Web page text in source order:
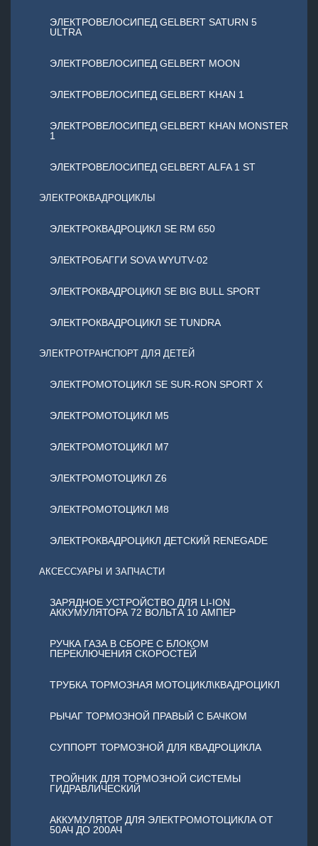
ЭЛЕКТРОВЕЛОСИПЕД GELBERT SATURN 5
ULTRA
ЭЛЕКТРОВЕЛОСИПЕД GELBERT MOON
ЭЛЕКТРОВЕЛОСИПЕД GELBERT KHAN 1
ЭЛЕКТРОВЕЛОСИПЕД GELBERT KHAN MONSTER
1
ЭЛЕКТРОВЕЛОСИПЕД GELBERT ALFA 1 ST
ЭЛЕКТРОКВАДРОЦИКЛЫ
ЭЛЕКТРОКВАДРОЦИКЛ SE RM 650
ЭЛЕКТРОБАГГИ SOVA WYUTV-02
ЭЛЕКТРОКВАДРОЦИКЛ SE BIG BULL SPORT
ЭЛЕКТРОКВАДРОЦИКЛ SE TUNDRA
ЭЛЕКТРОТРАНСПОРТ ДЛЯ ДЕТЕЙ
ЭЛЕКТРОМОТОЦИКЛ SE SUR-RON SPORT X
ЭЛЕКТРОМОТОЦИКЛ М5
ЭЛЕКТРОМОТОЦИКЛ М7
ЭЛЕКТРОМОТОЦИКЛ Z6
ЭЛЕКТРОМОТОЦИКЛ М8
ЭЛЕКТРОКВАДРОЦИКЛ ДЕТСКИЙ RENEGADE
АКСЕССУАРЫ И ЗАПЧАСТИ
ЗАРЯДНОЕ УСТРОЙСТВО ДЛЯ LI-ION
АККУМУЛЯТОРА 72 ВОЛЬТА 10 АМПЕР
РУЧКА ГАЗА В СБОРЕ С БЛОКОМ
ПЕРЕКЛЮЧЕНИЯ СКОРОСТЕЙ
ТРУБКА ТОРМОЗНАЯ МОТОЦИКЛ\КВАДРОЦИКЛ
РЫЧАГ ТОРМОЗНОЙ ПРАВЫЙ С БАЧКОМ
СУППОРТ ТОРМОЗНОЙ ДЛЯ КВАДРОЦИКЛА
ТРОЙНИК ДЛЯ ТОРМОЗНОЙ СИСТЕМЫ
ГИДРАВЛИЧЕСКИЙ
АККУМУЛЯТОР ДЛЯ ЭЛЕКТРОМОТОЦИКЛА ОТ
50АЧ ДО 200АЧ